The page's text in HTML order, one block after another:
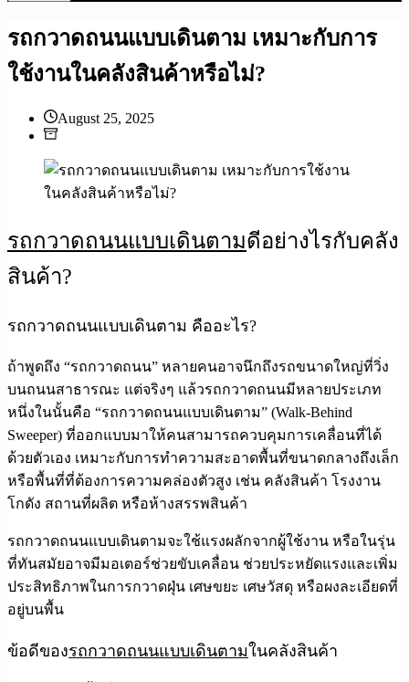
รถกวาดถนนแบบเดินตาม เหมาะกับการ
ใช้งานในคลังสินค้าหรือไม่?
August 25, 2025
รถกวาดถนนแบบเดินตามดีอย่างไรกับคลัง
สินค้า?
รถกวาดถนนแบบเดินตาม คืออะไร?
ถ้าพูดถึง “รถกวาดถนน” หลายคนอาจนึกถึงรถขนาดใหญ่ที่วิ่ง
บนถนนสาธารณะ แต่จริงๆ แล้วรถกวาดถนนมีหลายประเภท
หนึ่งในนั้นคือ “รถกวาดถนนแบบเดินตาม” (Walk-Behind
Sweeper) ที่ออกแบบมาให้คนสามารถควบคุมการเคลื่อนที่ได้
ด้วยตัวเอง เหมาะกับการทำความสะอาดพื้นที่ขนาดกลางถึงเล็ก
หรือพื้นที่ที่ต้องการความคล่องตัวสูง เช่น คลังสินค้า โรงงาน
โกดัง สถานที่ผลิต หรือห้างสรรพสินค้า
รถกวาดถนนแบบเดินตามจะใช้แรงผลักจากผู้ใช้งาน หรือในรุ่น
ที่ทันสมัยอาจมีมอเตอร์ช่วยขับเคลื่อน ช่วยประหยัดแรงและเพิ่ม
ประสิทธิภาพในการกวาดฝุ่น เศษขยะ เศษวัสดุ หรือผงละเอียดที่
อยู่บนพื้น
ข้อดีของรถกวาดถนนแบบเดินตามในคลังสินค้า